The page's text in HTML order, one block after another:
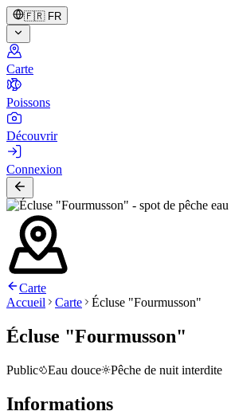
🇫🇷 FR
Carte
Poissons
Découvrir
Connexion
Carte
Accueil
Carte Écluse "Fourmusson"
Écluse "Fourmusson"
Public Eau douce Pêche de nuit interdite
Informations